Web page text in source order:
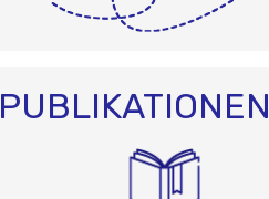
PUBLIKATIONEN